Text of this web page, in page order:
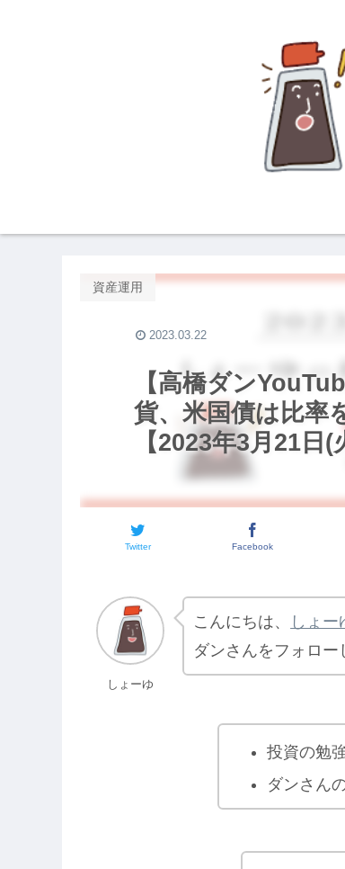
【高橋ダン
貨、米国債は比率
【2023年3月21日(
資産運用
Twitter Facebook
2023.03.22
しょーゆ
こんにちは、 しょー
ダンさんをフォロー
投資の勉
ダンさん